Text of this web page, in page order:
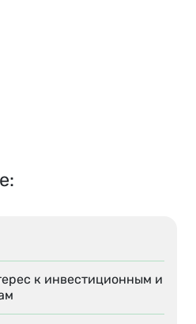
к инвестиционным и